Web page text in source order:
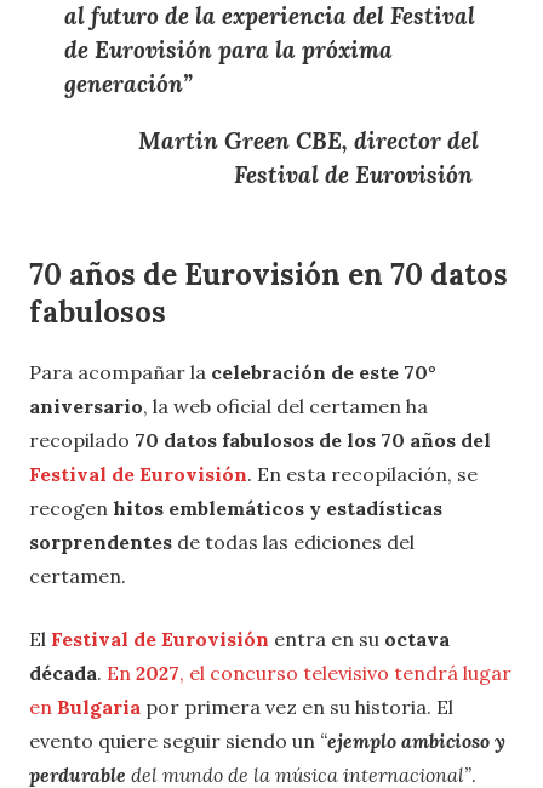
al futuro de la experiencia del Festival
de Eurovisión para la próxima
generación”
Martin Green CBE, director del
Festival de Eurovisión
70 años de Eurovisión en 70 datos
fabulosos
Para acompañar la celebración de este 70°
aniversario, la web oficial del certamen ha
recopilado 70 datos fabulosos de los 70 años del
Festival de Eurovisión. En esta recopilación, se
recogen hitos emblemáticos y estadísticas
sorprendentes de todas las ediciones del
certamen.
El Festival de Eurovisión entra en su octava
década. En 2027, el concurso televisivo tendrá lugar
en Bulgaria por primera vez en su historia. El
evento quiere seguir siendo un “ejemplo ambicioso y
perdurable del mundo de la música internacional”.